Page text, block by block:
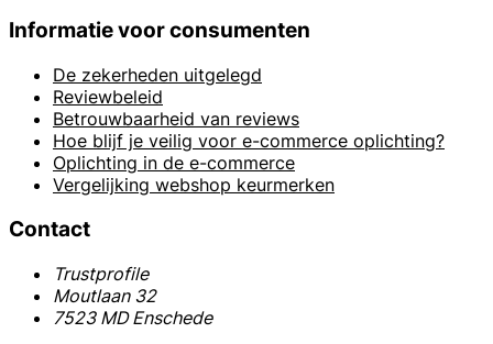
Informatie voor consumenten
De zekerheden uitgelegd
Reviewbeleid
Betrouwbaarheid van reviews
Hoe blijf je veilig voor e-commerce oplichting?
Oplichting in de e-commerce
Vergelijking webshop keurmerken
Contact
Trustprofile
Moutlaan 32
7523 MD Enschede